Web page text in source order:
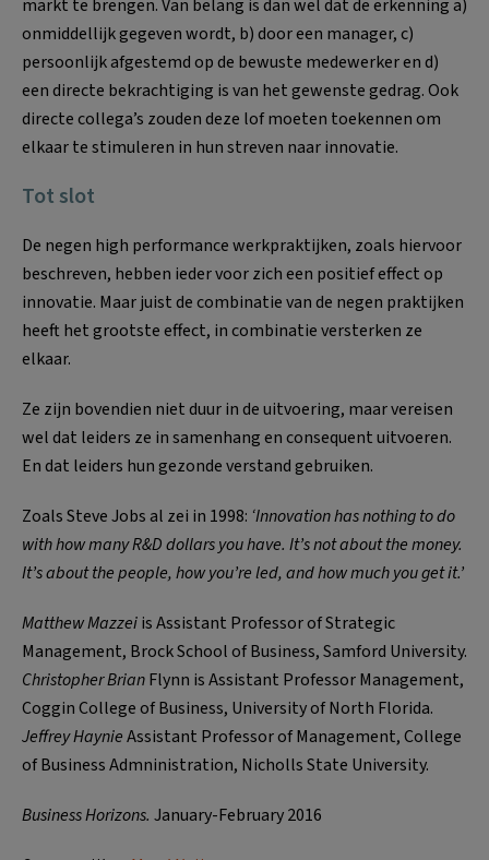
markt te brengen. Van belang is dan wel dat de erkenning a)
onmiddellijk gegeven wordt, b) door een manager, c)
persoonlijk afgestemd op de bewuste medewerker en d)
een directe bekrachtiging is van het gewenste gedrag. Ook
directe collega’s zouden deze lof moeten toekennen om
elkaar te stimuleren in hun streven naar innovatie.
Tot slot
De negen high performance werkpraktijken, zoals hiervoor
beschreven, hebben ieder voor zich een positief effect op
innovatie. Maar juist de combinatie van de negen praktijken
heeft het grootste effect, in combinatie versterken ze
elkaar.
Ze zijn bovendien niet duur in de uitvoering, maar vereisen
wel dat leiders ze in samenhang en consequent uitvoeren.
En dat leiders hun gezonde verstand gebruiken.
Zoals Steve Jobs al zei in 1998: ‘Innovation has nothing to do
with how many R&D dollars you have. It’s not about the money.
It’s about the people, how you’re led, and how much you get it.’
Matthew Mazzeiis Assistant Professor of Strategic
Management, Brock School of Business, Samford University.
Christopher BrianFlynn is Assistant Professor Management,
Coggin College of Business, University of North Florida.
Jeffrey HaynieAssistant Professor of Management, College
of Business Admninistration, Nicholls State University.
Business Horizons. January-February 2016